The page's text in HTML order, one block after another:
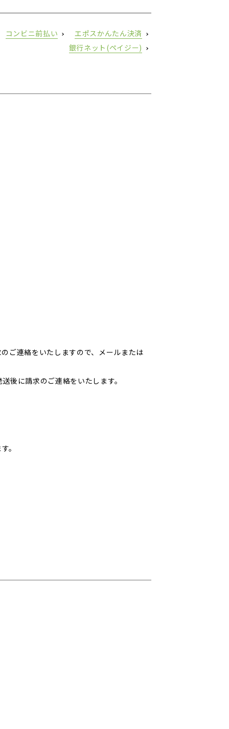
コンビニ前払い
エポスかんたん決済
銀行ネット(ペイジー)
ご連絡をいたしますので、メールまたは
後に請求のご連絡をいたします。
。